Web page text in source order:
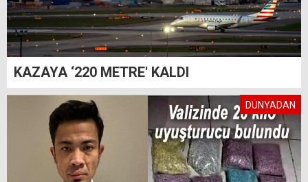
KAZAYA ‘220 METRE' KALDI
DÜNYADAN